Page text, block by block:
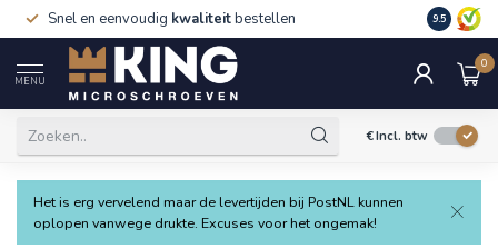
Snel en eenvoudig kwaliteitbestellen 9.5
MENU
0
€Incl. btw
Het is erg vervelend maar de levertijden bij PostNL kunnen
oplopen vanwege drukte. Excuses voor het ongemak!